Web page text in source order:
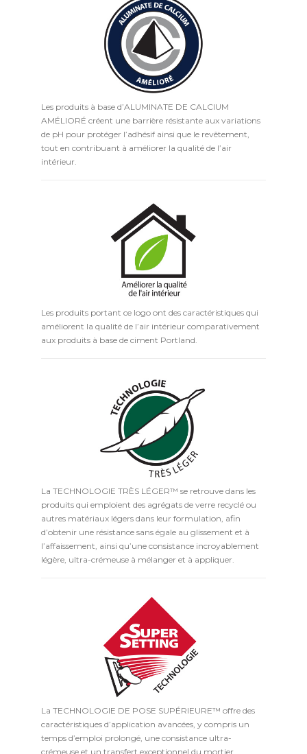
Les produits à base d’ALUMINATE DE CALCIUM
AMÉLIORÉ créent une barrière résistante aux variations
de pH pour protéger l’adhésif ainsi que le revêtement,
tout en contribuant à améliorer la qualité de l’air
intérieur.
Les produits portant ce logo ont des caractéristiques qui
améliorent la qualité de l’air intérieur comparativement
aux produits à base de ciment Portland.
La TECHNOLOGIE TRÈS LÉGER™ se retrouve dans les
produits qui emploient des agrégats de verre recyclé ou
autres matériaux légers dans leur formulation, afin
d’obtenir une résistance sans égale au glissement et à
l’affaissement, ainsi qu’une consistance incroyablement
légère, ultra-crémeuse à mélanger et à appliquer.
La TECHNOLOGIE DE POSE SUPÉRIEURE™ offre des
caractéristiques d’application avancées, y compris un
temps d’emploi prolongé, une consistance ultra-
crémeuse et un transfert exceptionnel du mortier.